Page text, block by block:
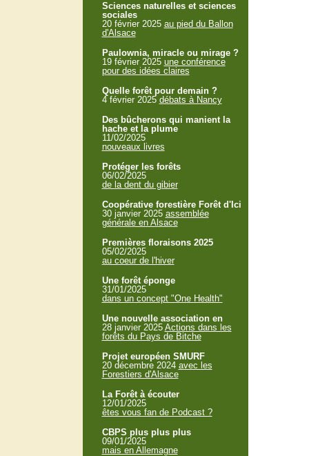
Sciences naturelles et sciences
sociales
20 février 2025 au pied du Ballon
d'Alsace
Paulownia, miracle ou mirage ?
19 février 2025 une conférence
pour des idées claires
Quelle forêt pour demain ?
4 février 2025 débats à Nancy
Des bûcherons qui manient la
hache et la plume
11/02/2025
nouveaux livres
Protéger les forêts
06/02/2025
de la dent du gibier
Coopérative forestière Forêt d'Ici
30 janvier 2025 assemblée
générale en Alsace
Premières floraisons 2025
05/02/2025
au coeur de l'hiver
Une forêt éponge
31/01/2025
dans un concept "One Health"
Une nouvelle association en
28 janvier 2025 Actions dans les
forêts du Pays de Bitche
Projet européen SMURF
20 décembre 2024 avec les
Forestiers d'Alsace
La Forêt à écouter
12/01/2025
êtes vous fan de Podcast ?
CBPS plus plus plus
09/01/2025
mais en Allemagne